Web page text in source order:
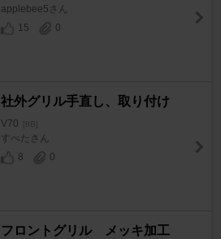
applebee5さん
15
0
社外グリル手直し、取り付け
V70 [8B]
すべたさん
8
0
フロントグリル メッキ加工